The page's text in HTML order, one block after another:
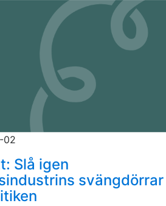
02
Slå igen
svängdörrar